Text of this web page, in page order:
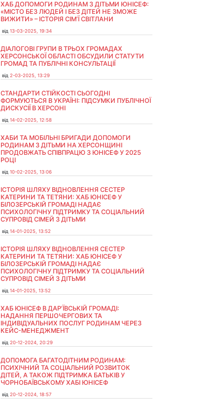
ХАБ ДОПОМОГИ РОДИНАМ З ДІТЬМИ ЮНІСЕФ:
«МІСТО БЕЗ ЛЮДЕЙ І БЕЗ ДІТЕЙ НЕ ЗМОЖЕ
ВИЖИТИ» – ІСТОРІЯ СІМʼЇ СВІТЛАНИ
від 13-03-2025, 19:34
ДІАЛОГОВІ ГРУПИ В ТРЬОХ ГРОМАДАХ
ХЕРСОНСЬКОЇ ОБЛАСТІ ОБСУДИЛИ СТАТУТИ
ГРОМАД ТА ПУБЛІЧНІ КОНСУЛЬТАЦІЇ
від 2-03-2025, 13:29
СТАНДАРТИ СТІЙКОСТІ СЬОГОДНІ
ФОРМУЮТЬСЯ В УКРАЇНІ: ПІДСУМКИ ПУБЛІЧНОЇ
ДИСКУСІЇ В ХЕРСОНІ
від 14-02-2025, 12:58
ХАБИ ТА МОБІЛЬНІ БРИГАДИ ДОПОМОГИ
РОДИНАМ З ДІТЬМИ НА ХЕРСОНЩИНІ
ПРОДОВЖАТЬ СПІВПРАЦЮ З ЮНІСЕФ У 2025
РОЦІ
від 10-02-2025, 13:06
ІСТОРІЯ ШЛЯХУ ВІДНОВЛЕННЯ СЕСТЕР
КАТЕРИНИ ТА ТЕТЯНИ: ХАБ ЮНІСЕФ У
БІЛОЗЕРСЬКІЙ ГРОМАДІ НАДАЄ
ПСИХОЛОГІЧНУ ПІДТРИМКУ ТА СОЦІАЛЬНИЙ
СУПРОВІД СІМЕЙ З ДІТЬМИ
від 14-01-2025, 13:52
ІСТОРІЯ ШЛЯХУ ВІДНОВЛЕННЯ СЕСТЕР
КАТЕРИНИ ТА ТЕТЯНИ: ХАБ ЮНІСЕФ У
БІЛОЗЕРСЬКІЙ ГРОМАДІ НАДАЄ
ПСИХОЛОГІЧНУ ПІДТРИМКУ ТА СОЦІАЛЬНИЙ
СУПРОВІД СІМЕЙ З ДІТЬМИ
від 14-01-2025, 13:52
ХАБ ЮНІСЕФ В ДАР’ЇВСЬКІЙ ГРОМАДІ:
НАДАННЯ ПЕРШОЧЕРГОВИХ ТА
ІНДИВІДУАЛЬНИХ ПОСЛУГ РОДИНАМ ЧЕРЕЗ
КЕЙС-МЕНЕДЖМЕНТ
від 20-12-2024, 20:29
ДОПОМОГА БАГАТОДІТНИМ РОДИНАМ:
ПСИХІЧНИЙ ТА СОЦІАЛЬНИЙ РОЗВИТОК
ДІТЕЙ, А ТАКОЖ ПІДТРИМКА БАТЬКІВ У
ЧОРНОБАЇВСЬКОМУ ХАБІ ЮНІСЕФ
від 20-12-2024, 18:57